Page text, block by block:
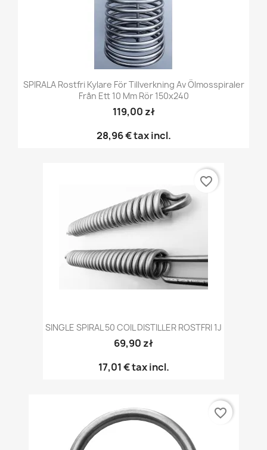
SPIRALA Rostfri Kylare För Tillverkning Av Ölmosspiraler
Från Ett 10 Mm Rör 150x240
119,00 zł
28,96 €tax incl.
SINGLE SPIRAL 50 COIL DISTILLER ROSTFRI 1J
69,90 zł
17,01 €tax incl.
favorite_border
favorite_border